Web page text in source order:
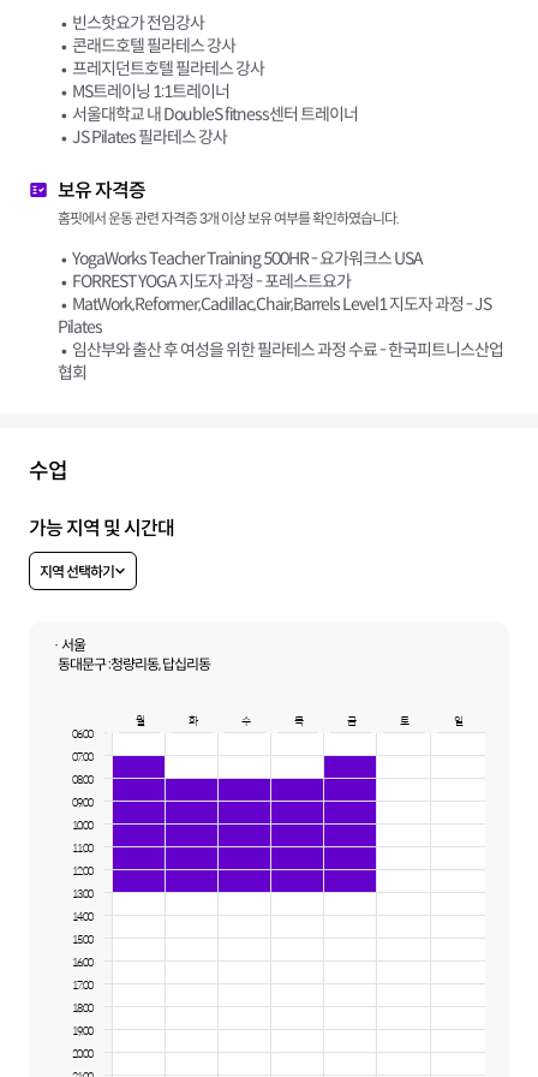
빈스핫요가 전임강사
콘래드호텔 필라테스 강사
프레지던트호텔 필라테스 강사
MS트레이닝 1:1트레이너
서울대학교 내 DoubleS fitness센터 트레이너
JS Pilates 필라테스 강사
보유 자격증
홈핏에서 운동 관련 자격증 3개 이상 보유 여부를 확인하였습니다.
YogaWorks Teacher Training 500HR - 요가워크스 USA
FORREST YOGA 지도자 과정 - 포레스트요가
MatWork,Reformer,Cadillac,Chair,Barrels Level1 지도자 과정 - JS
Pilates
임산부와 출산 후 여성을 위한 필라테스 과정 수료 - 한국피트니스산업
협회
수업
가능 지역 및 시간대
지역 선택하기
· 서울
동대문구 :청량리동, 답십리동
월 화 수 목 금 토
일
06:00
07:00
08:00
09:00
10:00
11:00
12:00
13:00
14:00
15:00
16:00
17:00
18:00
19:00
20:00